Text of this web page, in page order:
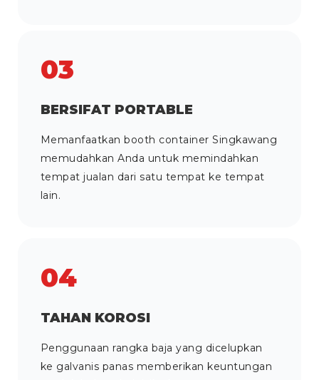
03
BERSIFAT PORTABLE
Memanfaatkan booth container Singkawang
memudahkan Anda untuk memindahkan
tempat jualan dari satu tempat ke tempat
lain.
04
TAHAN KOROSI
Penggunaan rangka baja yang dicelupkan
ke galvanis panas memberikan keuntungan